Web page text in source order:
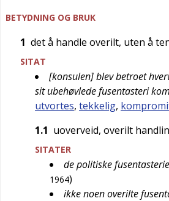
BETYDNING OG BRUK
1 det å handle overilt, uten å
SITAT
[konsulen] blev betroet
sit ubehøvlede fusentasteri
utvortes, tekkelig,
1.1 uoverveid, overilt
SITATER
de politiske
1964)
ikke noen overilte